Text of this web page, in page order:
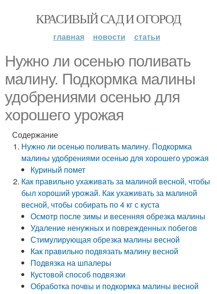
КРАСИВЫЙ САД И ОГОРОД
главная новости статьи
Нужно ли осенью поливать
малину. Подкормка малины
удобрениями осенью для
хорошего урожая
Содержание
Нужно ли осенью поливать малину. Подкормка
малины удобрениями осенью для хорошего урожая
Куриный помет
Как правильно ухаживать за малиной весной, чтобы
был хороший урожай. Как ухаживать за малиной
весной, чтобы собирать по 4 кг с куста
Осмотр после зимы и весенняя обрезка малины
Удаление ненужных и поврежденных побегов
Стимулирующая обрезка малины весной
Как правильно подвязать малину весной
Подвязка на шпалеры
Кустовой способ подвязки
Обработка почвы и подкормка малины весной